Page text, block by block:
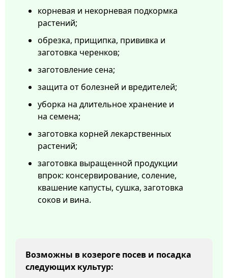
корневая и некорневая подкормка
растений;
обрезка, прищипка, прививка и
заготовка черенков;
заготовление сена;
защита от болезней и вредителей;
уборка на длительное хранение и
на семена;
заготовка корней лекарственных
растений;
заготовка выращенной продукции
впрок: консервирование, соление,
квашение капусты, сушка, заготовка
соков и вина.
Возможны в козероге посев и посадка
следующих культур: